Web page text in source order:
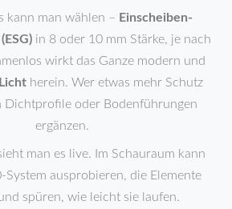
kann man wählen – Einscheiben-
in 8 oder 10 mm Stärke, je nach
wirkt das Ganze modern und
herein. Wer etwas mehr Schutz
Dichtprofile oder Bodenführungen
ergänzen.
man es live. Im Schauraum kann
System ausprobieren, die Elemente
spüren, wie leicht sie laufen.